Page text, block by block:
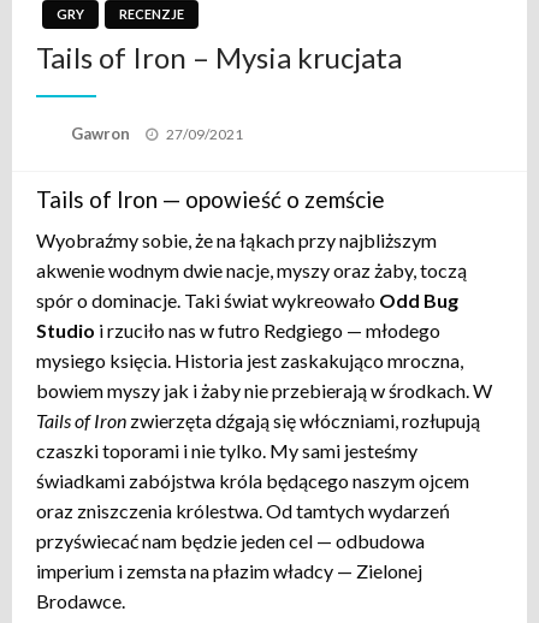
GRY RECENZJE
Tails of Iron – Mysia krucjata
Gawron
Opublikowane
27/09/2021
Tails of Iron — opowieść o zemście
Wyobraźmy sobie, że na łąkach przy najbliższym
akwenie wodnym dwie nacje, myszy oraz żaby, toczą
spór o dominacje. Taki świat wykreowało Odd Bug
Studio i rzuciło nas w futro Redgiego — młodego
mysiego księcia. Historia jest zaskakująco mroczna,
bowiem myszy jak i żaby nie przebierają w środkach. W
Tails of Iron zwierzęta dźgają się włóczniami, rozłupują
czaszki toporami i nie tylko. My sami jesteśmy
świadkami zabójstwa króla będącego naszym ojcem
oraz zniszczenia królestwa. Od tamtych wydarzeń
przyświecać nam będzie jeden cel — odbudowa
imperium i zemsta na płazim władcy — Zielonej
Brodawce.